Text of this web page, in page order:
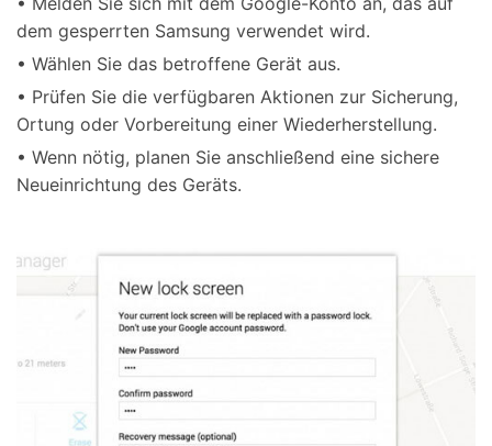
dem gesperrten Samsung verwendet wird.
• Wählen Sie das betroffene Gerät aus.
• Prüfen Sie die verfügbaren Aktionen zur Sicherung,
Ortung oder Vorbereitung einer Wiederherstellung.
• Wenn nötig, planen Sie anschließend eine sichere
Neueinrichtung des Geräts.